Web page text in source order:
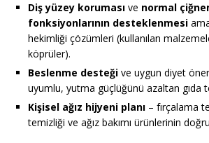
Diş yüzey koruması ve normal
fonksiyonlarının desteklenmesi
hekimliği çözümleri (kullanılan
köprüler).
Beslenme desteği ve uygun diyet
uyumlu, yutma güçlüğünü azaltan gıda
Kişisel ağız hijyeni planı – fırçalama
temizliği ve ağız bakımı ürünlerinin